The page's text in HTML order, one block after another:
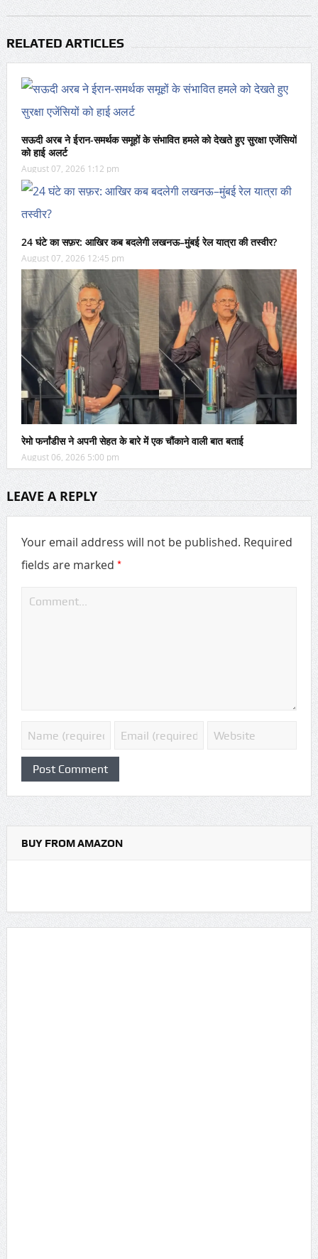
RELATED ARTICLES
सऊदी अरब ने ईरान-समर्थक समूहों के संभावित हमले को देखते हुए सुरक्षा एजेंसियों
को हाई अलर्ट
August 07, 2026 1:12 pm
24 घंटे का सफ़र: आखिर कब बदलेगी लखनऊ–मुंबई रेल यात्रा की तस्वीर?
August 07, 2026 12:45 pm
रेमो फर्नांडीस ने अपनी सेहत के बारे में एक चौंकाने वाली बात बताई
August 06, 2026 5:00 pm
LEAVE A REPLY
Your email address will not be published. Required
fields are marked *
BUY FROM AMAZON